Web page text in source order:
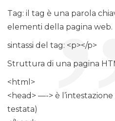
Tag: il tag è una parola
elementi della pagina web.
sintassi del tag: <p></p>
Struttura di una pagina
<html>
<head> —-> è
testata)